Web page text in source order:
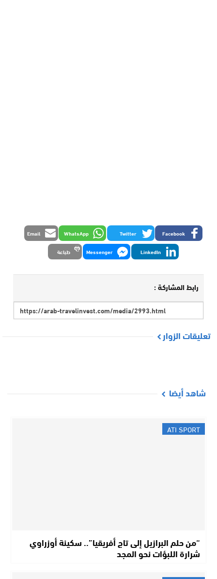
Facebook
Twitter
WhatsApp
Email
LinkedIn
Messenger طباعة
رابط المشاركة :
تعليقات الزوار
شاهد أيضا
ATI SPORT
“من حلم البرازيل إلى تاج أفريقيا”.. سكينة أوزراوي
شرارة اللبؤات نحو المجد